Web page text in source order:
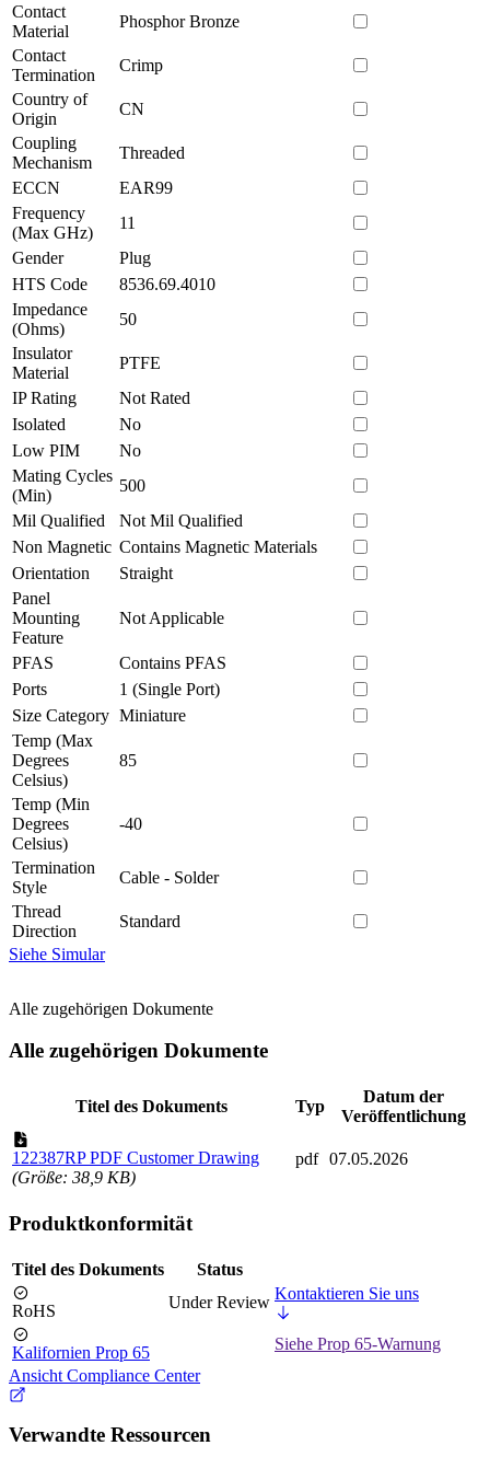
Contact
Material
Phosphor Bronze
Contact
Termination
Crimp
Country of
Origin
CN
Coupling
Mechanism
Threaded
ECCN
EAR99
Frequency
(Max GHz)
11
Gender
Plug
HTS Code
8536.69.4010
Impedance
(Ohms)
50
Insulator
Material
PTFE
IP Rating
Not Rated
Isolated
No
Low PIM
No
Mating Cycles
(Min)
500
Mil Qualified
Not Mil Qualified
Non Magnetic Contains Magnetic Materials
Orientation
Straight
Panel
Mounting
Feature
Not Applicable
PFAS
Contains PFAS
Ports
1 (Single Port)
Size Category Miniature
Temp (Max
Degrees
Celsius)
85
Temp (Min
Degrees
Celsius)
-40
Termination
Style
Cable - Solder
Thread
Direction
Standard
Siehe Simular
Alle zugehörigen Dokumente
Alle zugehörigen Dokumente
Titel des Dokuments Typ
Datum der
Veröffentlichung
122387RP PDF Customer Drawing
(Größe: 38,9 KB)
pdf 07.05.2026
Produktkonformität
Titel des Dokuments Status
RoHS Under Review Kontaktieren Sie uns
Kalifornien Prop 65
Siehe Prop 65-Warnung
Ansicht Compliance Center
Verwandte Ressourcen